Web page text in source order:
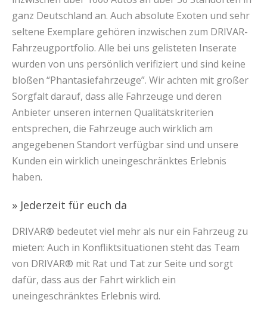
ganz Deutschland an. Auch absolute Exoten und sehr
seltene Exemplare gehören inzwischen zum DRIVAR-
Fahrzeugportfolio. Alle bei uns gelisteten Inserate
wurden von uns persönlich verifiziert und sind keine
bloßen “Phantasiefahrzeuge”. Wir achten mit großer
Sorgfalt darauf, dass alle Fahrzeuge und deren
Anbieter unseren internen Qualitätskriterien
entsprechen, die Fahrzeuge auch wirklich am
angegebenen Standort verfügbar sind und unsere
Kunden ein wirklich uneingeschränktes Erlebnis
haben.
» Jederzeit für euch da
DRIVAR® bedeutet viel mehr als nur ein Fahrzeug zu
mieten: Auch in Konfliktsituationen steht das Team
von DRIVAR® mit Rat und Tat zur Seite und sorgt
dafür, dass aus der Fahrt wirklich ein
uneingeschränktes Erlebnis wird.